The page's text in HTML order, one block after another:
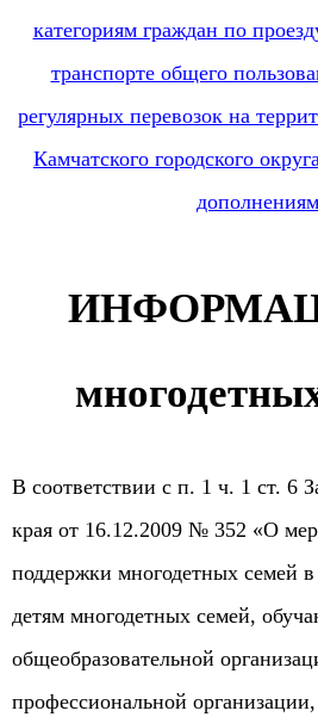
категориям граждан по
транспорте общего
регулярных перевозок на
Камчатского городского
В соответствии с п. 1 ч. 1 ст. 6
края от 16.12.2009 № 352 «О
поддержки многодетных семей
детям многодетных семей,
общеобразовательной
профессиональной организации,